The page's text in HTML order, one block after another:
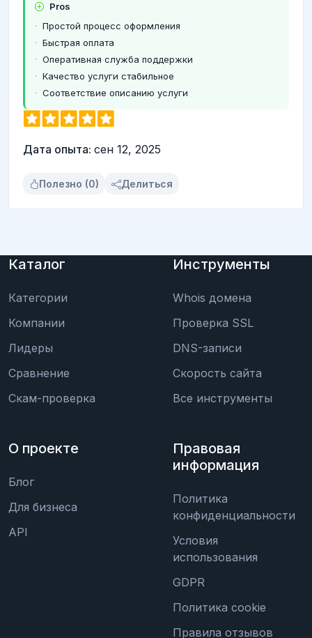
Pros
Простой процесс оформления
Быстрая оплата
Оперативная служба поддержки
Качество услуги стабильное
Соответствие описанию услуги
Дата опыта: сен 12, 2025
Полезно (0) Делиться
Каталог
Категории
Компании
Лидеры
Сравнение
Скам-проверка
Инструменты
Whois домена
Проверка SSL
DNS-записи
Скорость сайта
Все инструменты
О проекте
Блог
Для бизнеса
API
Правовая
информация
Политика
конфиденциальности
Условия
использования
GDPR
Политика cookie
Правила отзывов